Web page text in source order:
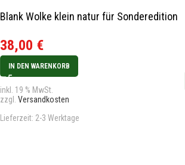
Blank Wolke klein natur für Sonderedition
38,00 €
IN DEN WARENKORB
inkl. 19 % MwSt.
zzgl. Versandkosten
Lieferzeit: 2-3 Werktage